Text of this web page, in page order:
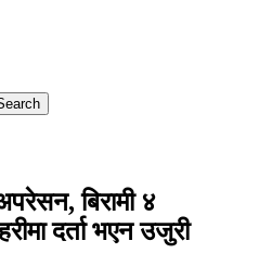
बिरामी ४
दर्ता भएन उजुरी